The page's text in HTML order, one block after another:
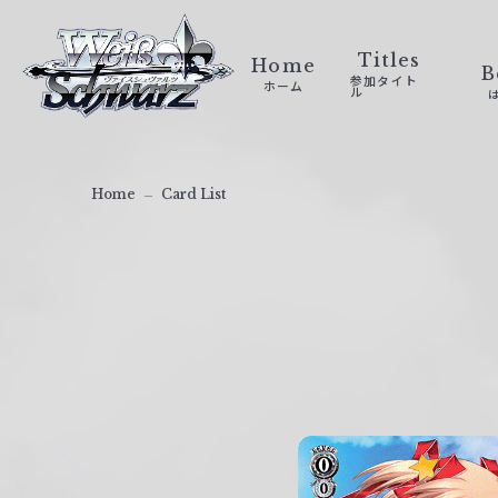
ァ
Home
ホーム
Titles
参加タイト
ル
Home Card List